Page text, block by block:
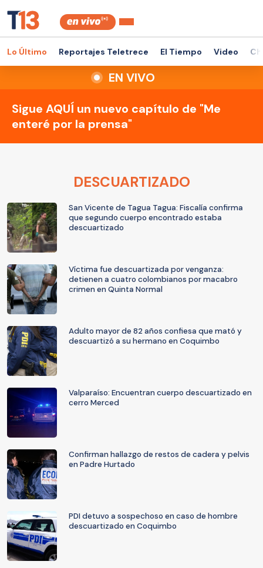
Lo Último Reportajes Teletrece El Tiempo Video
EN VIVO
Sigue AQUÍ un nuevo capítulo de "Me
enteré por la prensa"
DESCUARTIZADO
San Vicente de Tagua Tagua: Fiscalía confirma
que segundo cuerpo encontrado estaba
descuartizado
Víctima fue descuartizada por venganza:
detienen a cuatro colombianos por macabro
crimen en Quinta Normal
Adulto mayor de 82 años confiesa que mató y
descuartizó a su hermano en Coquimbo
Valparaíso: Encuentran cuerpo descuartizado en
cerro Merced
Confirman hallazgo de restos de cadera y pelvis
en Padre Hurtado
PDI detuvo a sospechoso en caso de hombre
descuartizado en Coquimbo